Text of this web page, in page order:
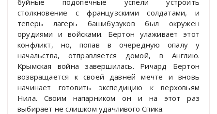
столкновение с французскими солдатами, и
теперь лагерь башибузуков был окружен
орудиями и войсками. Бертон улаживает этот
конфликт, но, попав в очередную опалу у
начальства, отправляется домой, в Англию.
Крымская война завершилась. Ричард Бертон
возвращается к своей давней мечте и вновь
начинает готовить экспедицию к верховьям
Нила. Своим напарником он и на этот раз
выбирает не слишком удачливого Спика.